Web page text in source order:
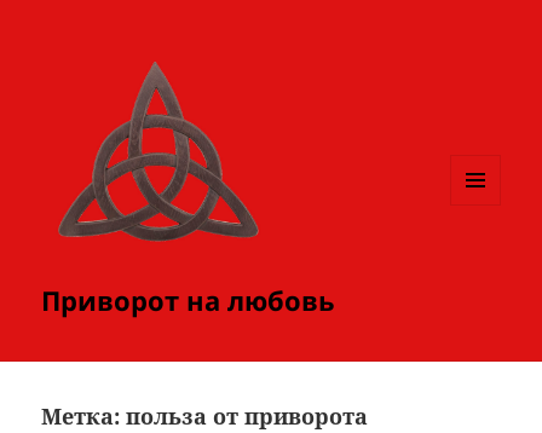
Приворот на любовь
Метка:польза от приворота